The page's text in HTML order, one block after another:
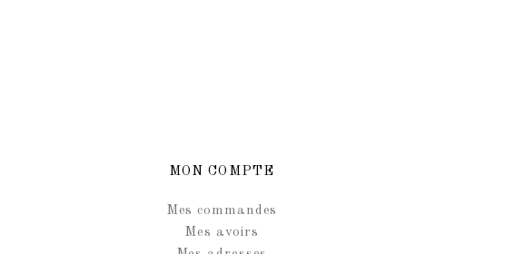
MON COMPTE
Mes commandes
Mes avoirs